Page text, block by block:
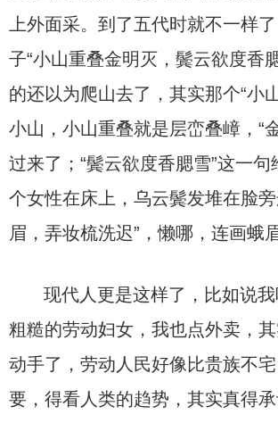
上外面采。到了五代时就不一样
子“小山重叠金明灭，鬓云欲度香
的还以为爬山去了，其实那个“小
小山，小山重叠就是层峦叠嶂，“
过来了；“鬓云欲度香腮雪”这一
个女性在床上，乌云鬓发堆在脸
眉，弄妆梳洗迟”，懒哪，连画蛾
现代人更是这样了，比如说
粗糙的劳动妇女，我也点外卖，
动手了，劳动人民好像比贵族不
要，得看人类的趋势，其实真得